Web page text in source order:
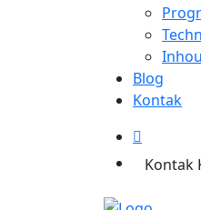
Blog
Kontak
Kontak